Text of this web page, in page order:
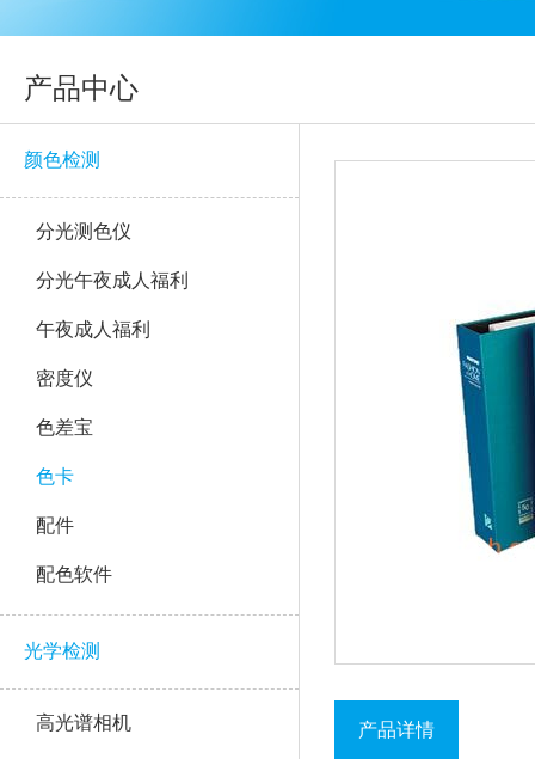
产品中心
颜色检测
分光测色仪
分光午夜成人福利
午夜成人福利
密度仪
色差宝
色卡
配件
配色软件
光学检测
高光谱相机 产品详情